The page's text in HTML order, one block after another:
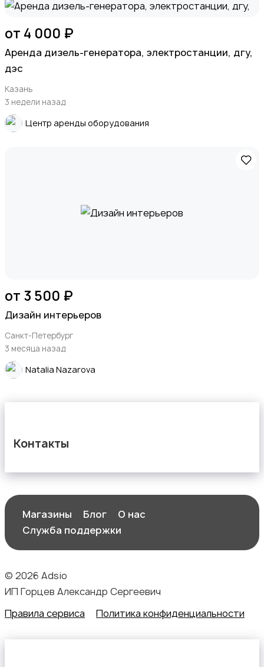
от 4 000 ₽
Apeндa дизель-генератора, элeктрoстанции, дгу,
дэc
Казань
3 недели назад
Центр аренды оборудования
от 3 500 ₽
Дизайн интерьеров
Санкт-Петербург
3 месяца назад
Natalia Nazarova
Контакты
Магазины Блог
О нас
Служба поддержки
© 2026 Adsio
ИП Горцев Александр Сергеевич
Правила сервиса
Политика конфиденциальности